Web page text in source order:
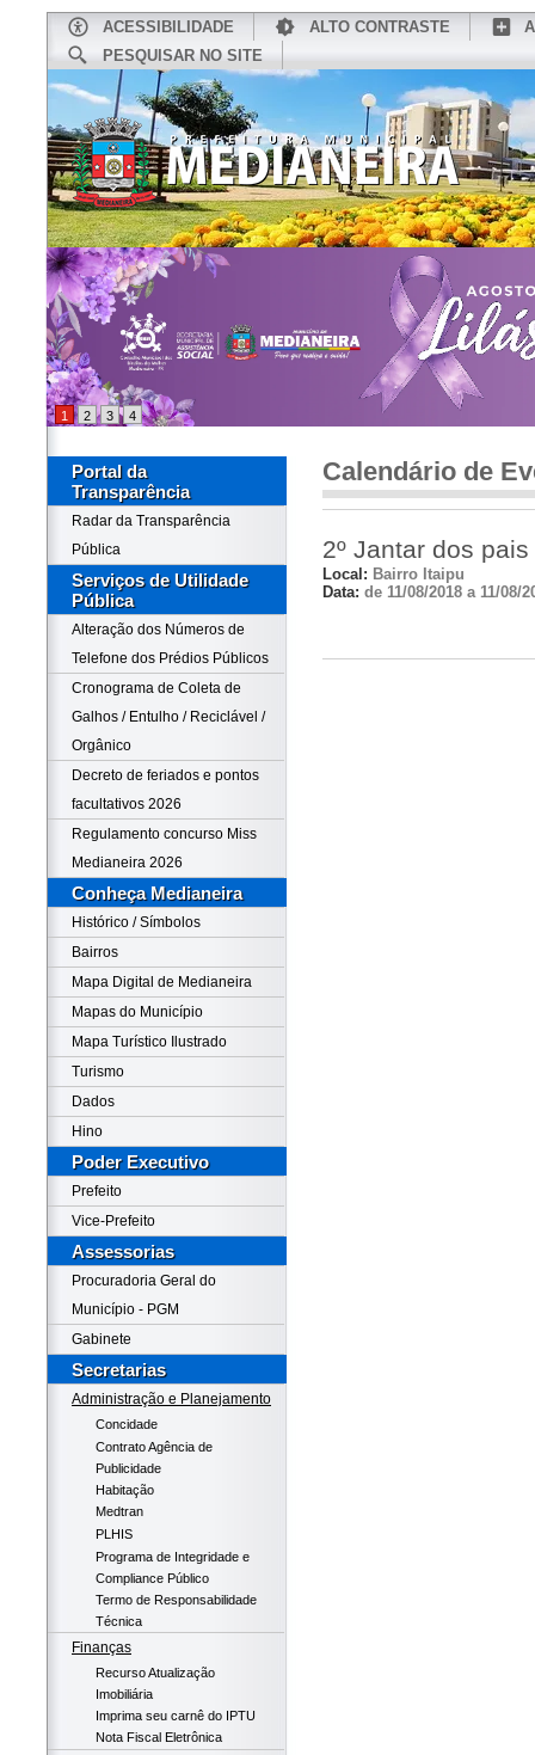
ACESSIBILIDADE ALTO CONTRASTE
PESQUISAR NO SITE
CONHEÇA MEDIANEIRA
1 2 3 4
Portal da
Transparência
Radar da Transparência
Pública
Serviços de Utilidade
Pública
Alteração dos Números de
Telefone dos Prédios Públicos
Cronograma de Coleta de
Galhos / Entulho / Reciclável /
Orgânico
Decreto de feriados e pontos
facultativos 2026
Regulamento concurso Miss
Medianeira 2026
Conheça Medianeira
Histórico / Símbolos
Bairros
Mapa Digital de Medianeira
Mapas do Município
Mapa Turístico Ilustrado
Turismo
Dados
Hino
Poder Executivo
Prefeito
Vice-Prefeito
Assessorias
Procuradoria Geral do
Município - PGM
Gabinete
Secretarias
Administração e Planejamento
Concidade
Contrato Agência de
Publicidade
Habitação
Medtran
PLHIS
Programa de Integridade e
Compliance Público
Termo de Responsabilidade
Técnica
Finanças
Recurso Atualização
Imobiliária
Imprima seu carnê do IPTU
Nota Fiscal Eletrônica
Calendário de
2º Jantar dos pais
Local: Bairro Itaipu
Data: de 11/08/2018 a 11/08/